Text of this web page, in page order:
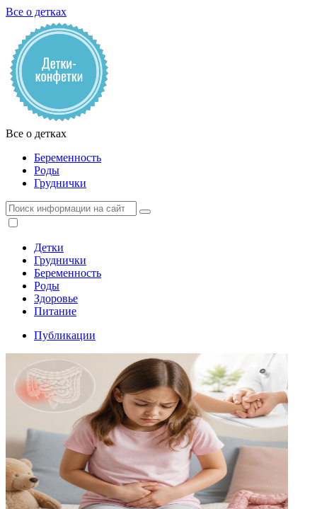
Все о детках
Все о детках
Беременность
Роды
Груднички
Детки
Груднички
Беременность
Роды
Здоровье
Питание
Публикации